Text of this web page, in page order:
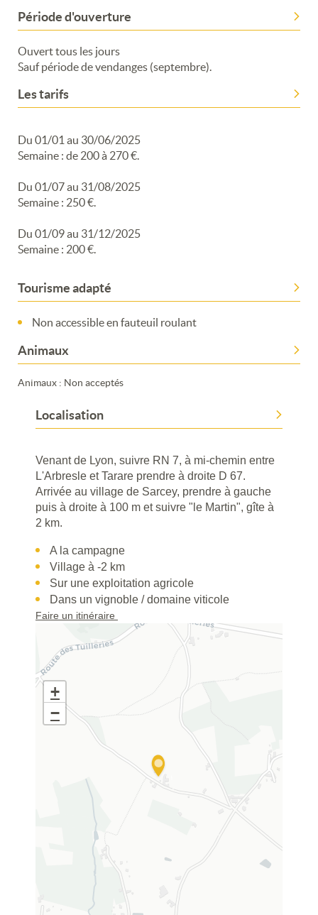
Période d'ouverture
Ouvert tous les jours
Sauf période de vendanges (septembre).
Les tarifs
Du 01/01 au 30/06/2025
Semaine : de 200 à 270 €.
Du 01/07 au 31/08/2025
Semaine : 250 €.
Du 01/09 au 31/12/2025
Semaine : 200 €.
Tourisme adapté
Non accessible en fauteuil roulant
Animaux
Animaux : Non acceptés
Localisation
Venant de Lyon, suivre RN 7, à mi-chemin entre
L'Arbresle et Tarare prendre à droite D 67.
Arrivée au village de Sarcey, prendre à gauche
puis à droite à 100 m et suivre "le Martin", gîte à
2 km.
A la campagne
Village à -2 km
Sur une exploitation agricole
Dans un vignoble / domaine viticole
Faire un itinéraire
+
−
Merci de patienter...